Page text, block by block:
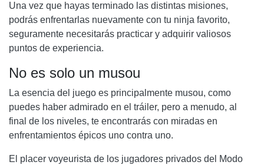
Una vez que hayas terminado las distintas misiones,
podrás enfrentarlas nuevamente con tu ninja favorito,
seguramente necesitarás practicar y adquirir valiosos
puntos de experiencia.
No es solo un musou
La esencia del juego es principalmente musou, como
puedes haber admirado en el tráiler, pero a menudo, al
final de los niveles, te encontrarás con miradas en
enfrentamientos épicos uno contra uno.
El placer voyeurista de los jugadores privados del Modo